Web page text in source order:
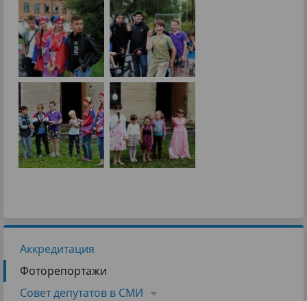
Аккредитация
Фоторепортажи
Совет депутатов в СМИ